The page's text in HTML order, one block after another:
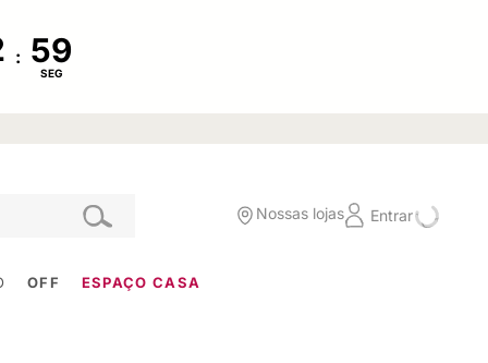
:
SEG
Nossas lojas Entrar
OFF ESPAÇO CASA